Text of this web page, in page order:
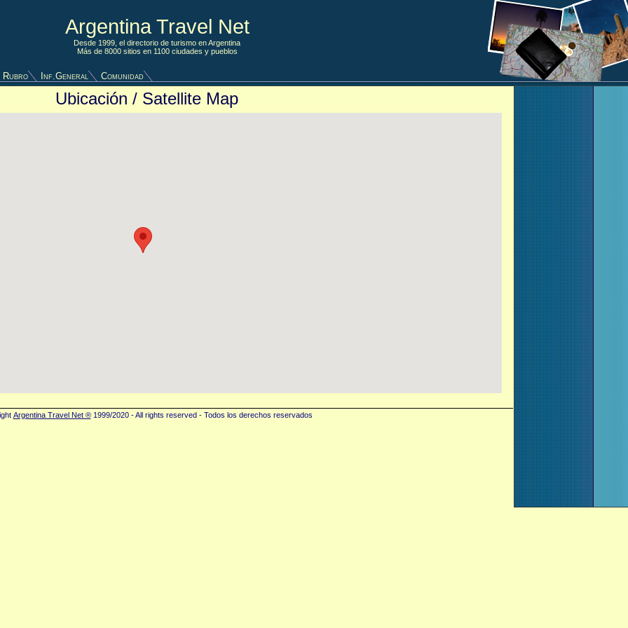
Argentina Travel Net
Desde 1999, el directorio de turismo en Argentina
Más de 8000 sitios en 1100 ciudades y pueblos
Rubro Inf.General Comunidad
Ubicación / Satellite Map
Argentina Travel Net ®1999/2020 - All rights reserved - Todos los derechos reservados